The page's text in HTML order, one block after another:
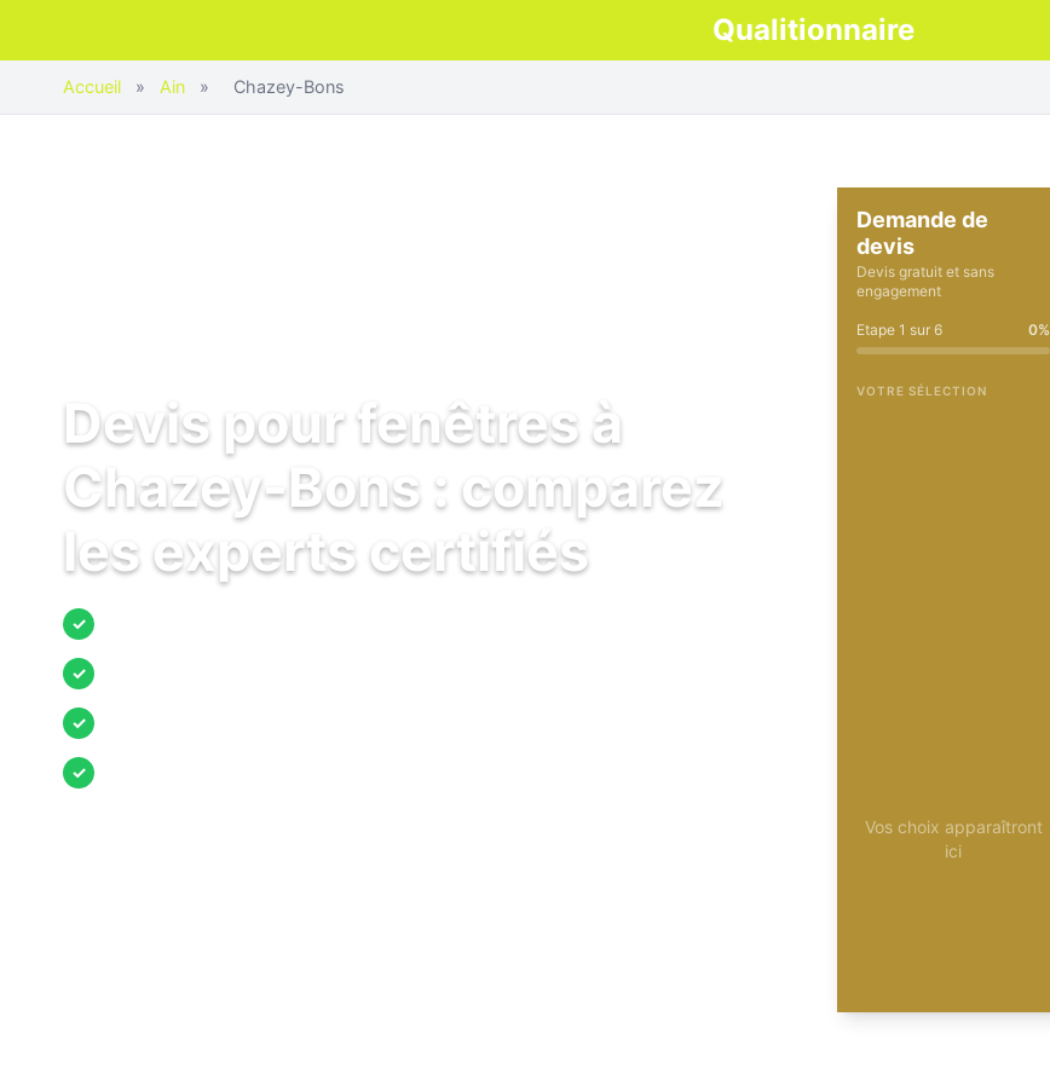
Qualitionnaire
Accueil » Ain » Chazey-Bons
Devis pour fenêtres à
Chazey-Bons : comparez
les experts certifiés
✓
✓
✓
✓
Demande de
devis
Devis gratuit et sans
engagement
Etape 1 sur 6 0%
VOTRE SÉLECTION
Vos choix apparaîtront
ici